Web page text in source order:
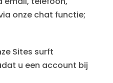
onze chat functie;
Sites surft
u een account bij